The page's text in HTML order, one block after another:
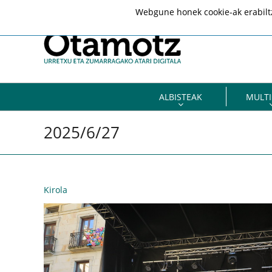
ALBISTEAK
2025/6/27
Kirola
Webgune honek cookie-ak